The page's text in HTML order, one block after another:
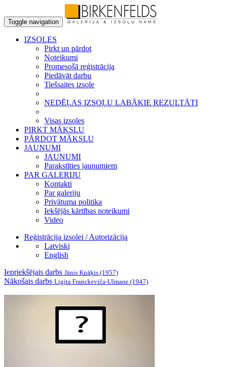
Toggle navigation
IZSOLES
Pirkt un pārdot
Noteikumi
Promesošā reģistrācija
Piedāvāt darbu
Tiešsaites izsole
NEDĒĻAS IZSOĻU LABĀKIE REZULTĀTI
Visas izsoles
PIRKT MĀKSLU
PĀRDOT MĀKSLU
JAUNUMI
JAUNUMI
Parakstīties jaunumiem
PAR GALERIJU
Kontakti
Par galeriju
Privātuma politika
Iekšējās kārtības noteikumi
Video
Reģistrācija izsolei / Autorizācija
Latviski
English
Iepriekšējais darbs Jānis Knāķis (1957)
Nākošais darbs Ligita Franckeviča-Ulmane (1947)